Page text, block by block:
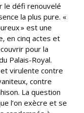
le défi renouvelé
la plus pure. «
» est une
en cinq actes et
pour la
Palais-Royal.
virulente contre
contre
La question
l’on exècre et se